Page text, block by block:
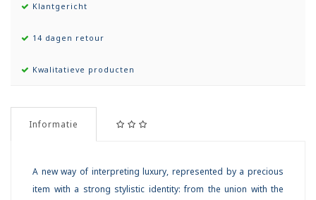
Klantgericht
14 dagen retour
Kwalitatieve producten
Informatie
A new way of interpreting luxury, represented by a precious
item with a strong stylistic identity: from the union with the